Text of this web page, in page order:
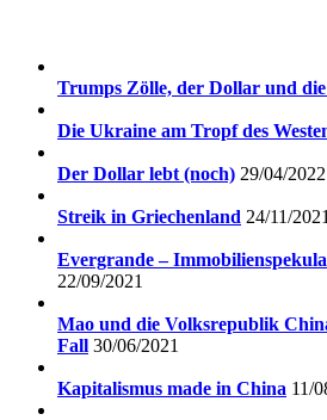
Trumps Zölle, der Dollar und
Die Ukraine am Tropf des
Der Dollar lebt (noch) 29/04/2022
Streik in Griechenland 24/11/2021
Evergrande –
22/09/2021
Mao und die Volksrepublik
Fall 30/06/2021
Kapitalismus made in China 11/